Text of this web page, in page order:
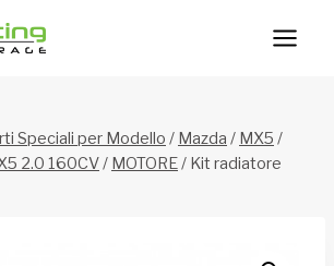
Speciali per Modello / Mazda / MX5 /
2.0 160CV/ MOTORE/ Kit radiatore